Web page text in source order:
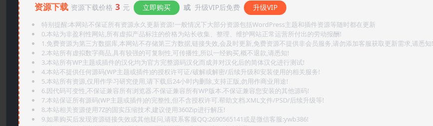
资源下载 资源下载价格 3 元 立即购买 或 升级VIP后免费 升级VIP
特别提醒:本网站不保证所有资源永久更新资源!一般情况下大部分资源包括WordPress主题和插件资源等随时都在更新
0.本站为非盈利性网站,所有虚拟产品标注的价格为站长收集、整理、维护网站正常运营所付出的劳动报酬!
1.免费资源为第三方数据库,本网站不存储第三方数据,链接失效,会及时更新,免费资源不提供非会员服务,请勿添加客服获取更新需求,请悉知!
2.本站所有虚拟数字商品,具有较强的可复制性,可传播性,所以一经购买,概不退款,请悉知!
3.本站所有WP主题或插件的汉化均为官方完整源码汉化而成并对汉化后的简体汉化进行测试!
4.本站不提供任何源码(WP主题或插件)的授权许可证/破解或解密/后续升级和安装使用的相关服务!
5.本站所有资源,仅用作学习研究使用,请下载后24小时内删除,支持正版,勿用作商业用途!
6.因代码可变性,不保证兼容所有浏览器.不保证兼容所有WP版本.不保证兼容您安装的其他源码!
7.本站保证所有源码(WP主题或插件)的完整性,但不含授权许可.帮助文档.XML文件/PSD/后续升级等!
8.本站相关资源使用7Z的固实压缩技术,建议使用360Zip进行解压!
9.如果购买后发现资源链接失效或其他疑问,请联系客服QQ:2690565141或是微信客服:ywb386!